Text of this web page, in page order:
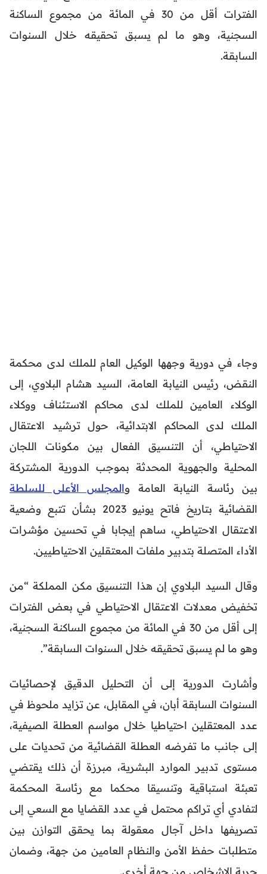
الفترات أقل من 30 في المائة من مجموع الساكنة
السجنية، وهو ما لم يسبق تحقيقه خلال السنوات
السابقة.
وجاء في دورية وجهها الوكيل العام للملك لدى محكمة
النقض، رئيس النيابة العامة، السيد هشام البلاوي، إلى
الوكلاء العامين للملك لدى محاكم الاستئناف ووكلاء
الملك لدى المحاكم الابتدائية، حول ترشيد الاعتقال
الاحتياطي، أن التنسيق الفعال بين مكونات اللجان
المحلية والجهوية المحدثة بموجب الدورية المشتركة
بين رئاسة النيابة العامة والمجلس الأعلى للسلطة
القضائية بتاريخ فاتح يونيو 2023 بشأن تتبع وضعية
الاعتقال الاحتياطي، ساهم إيجابا في تحسين مؤشرات
الأداء المتصلة بتدبير ملفات المعتقلين الاحتياطيين.
وقال السيد البلاوي إن هذا التنسيق مكن المملكة “من
تخفيض معدلات الاعتقال الاحتياطي في بعض الفترات
إلى أقل من 30 في المائة من مجموع الساكنة السجنية،
وهو ما لم يسبق تحقيقه خلال السنوات السابقة”.
وأشارت الدورية إلى أن التحليل الدقيق لإحصائيات
السنوات السابقة أبان، في المقابل، عن تزايد ملحوظ في
عدد المعتقلين احتياطيا خلال مواسم العطلة الصيفية،
إلى جانب ما تفرضه العطلة القضائية من تحديات على
مستوى تدبير الموارد البشرية، مبرزة أن ذلك يقتضي
تعبئة استباقية وتنسيقا محكما مع رئاسة المحكمة
لتفادي أي تراكم محتمل في عدد القضايا مع السعي إلى
تصريفها داخل آجال معقولة بما يحقق التوازن بين
متطلبات حفظ الأمن والنظام العامين من جهة، وضمان
حرية الاشخاص من جهة أخرى.